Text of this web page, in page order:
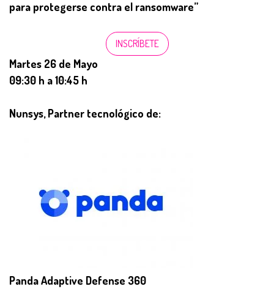
para protegerse contra el ransomware”
INSCRÍBETE
Martes 26 de Mayo
09:30 h a 10:45 h
Nunsys, Partner tecnológico de:
Panda Adaptive Defense 360